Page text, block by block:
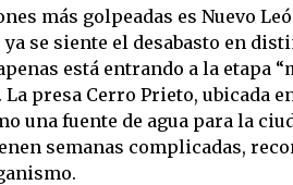
más golpeadas es Nuevo
ya se siente el desabasto en
está entrando a la etapa
La presa Cerro Prieto, ubicada
una fuente de agua para la
semanas complicadas,